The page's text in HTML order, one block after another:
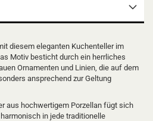
diesem eleganten Kuchenteller im
Motiv besticht durch ein herrliches
Ornamenten und Linien, die auf dem
ansprechend zur Geltung
aus hochwertigem Porzellan fügt sich
in jede traditionelle